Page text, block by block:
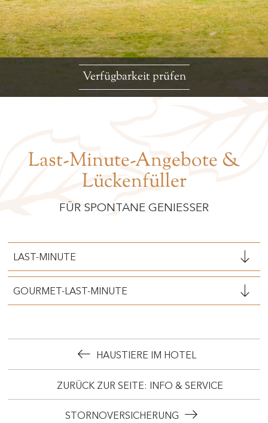
Verfügbarkeit prüfen
Last-Minute-Angebote &
Lückenfüller
FÜR SPONTANE GENIESSER
LAST-MINUTE
GOURMET-LAST-MINUTE
HAUSTIERE IM HOTEL
ZURÜCK ZUR SEITE: INFO & SERVICE
STORNOVERSICHERUNG